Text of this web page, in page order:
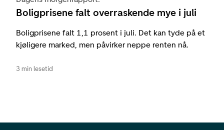
Boligprisene falt overraskende mye i juli
Boligprisene falt 1,1 prosent i juli. Det kan tyde på et
kjøligere marked, men påvirker neppe renten nå.
3 min lesetid